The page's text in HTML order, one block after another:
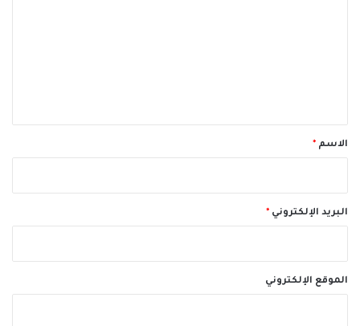
*الاسم *
البريد الإلكتروني *
الموقع الإلكتروني